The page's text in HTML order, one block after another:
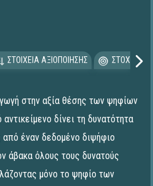
ΣΤΟΙΧΕΙΑ ΑΞΙΟΠΟΙΗΣΗΣ
στην αξία θέσης των ψηφίων
δίνει τη δυνατότητα
έναν δεδομένο διψήφιο
άβακα όλους τους δυνατούς
μόνο το ψηφίο των